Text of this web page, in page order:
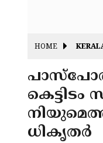
HOME
ധികൃതര്‍